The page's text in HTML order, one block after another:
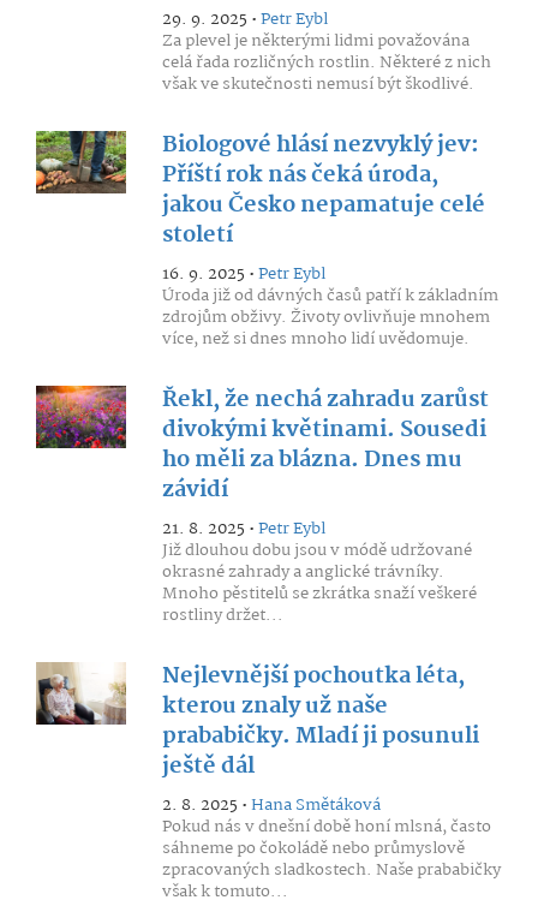
29. 9. 2025 •Petr Eybl
Za plevel je některými lidmi považována
celá řada rozličných rostlin. Některé z nich
však ve skutečnosti nemusí být škodlivé.
Biologové hlásí nezvyklý jev:
Příští rok nás čeká úroda,
jakou Česko nepamatuje celé
století
16. 9. 2025 •Petr Eybl
Úroda již od dávných časů patří k základním
zdrojům obživy. Životy ovlivňuje mnohem
více, než si dnes mnoho lidí uvědomuje.
Řekl, že nechá zahradu zarůst
divokými květinami. Sousedi
ho měli za blázna. Dnes mu
závidí
21. 8. 2025 •Petr Eybl
Již dlouhou dobu jsou v módě udržované
okrasné zahrady a anglické trávníky.
Mnoho pěstitelů se zkrátka snaží veškeré
rostliny držet...
Nejlevnější pochoutka léta,
kterou znaly už naše
prababičky. Mladí ji posunuli
ještě dál
2. 8. 2025 •Hana Smětáková
Pokud nás v dnešní době honí mlsná, často
sáhneme po čokoládě nebo průmyslově
zpracovaných sladkostech. Naše prababičky
však k tomuto...